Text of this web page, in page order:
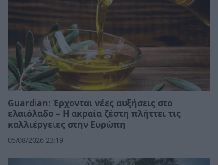
Guardian: Έρχονται νέες αυξήσεις στο
ελαιόλαδο – Η ακραία ζέστη πλήττει τις
καλλιέργειες στην Ευρώπη
05/08/2026 23:19